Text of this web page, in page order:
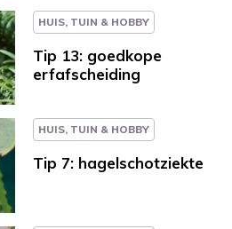
HUIS, TUIN & HOBBY
Tip 13: goedkope
erfafscheiding
HUIS, TUIN & HOBBY
Tip 7: hagelschotziekte